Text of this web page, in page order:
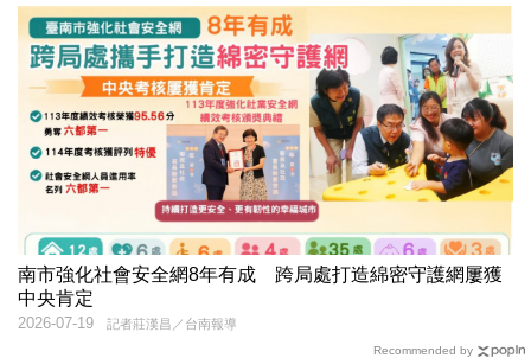
南市強化社會安全網8年有成 跨局處打造綿密守護網屢獲
中央肯定
記者莊漢昌／台南報導
2026-07-19
Recommended by